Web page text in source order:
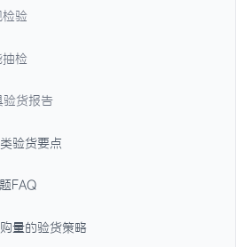
验
检
货报告
验货要点
FAQ
量的验货策略